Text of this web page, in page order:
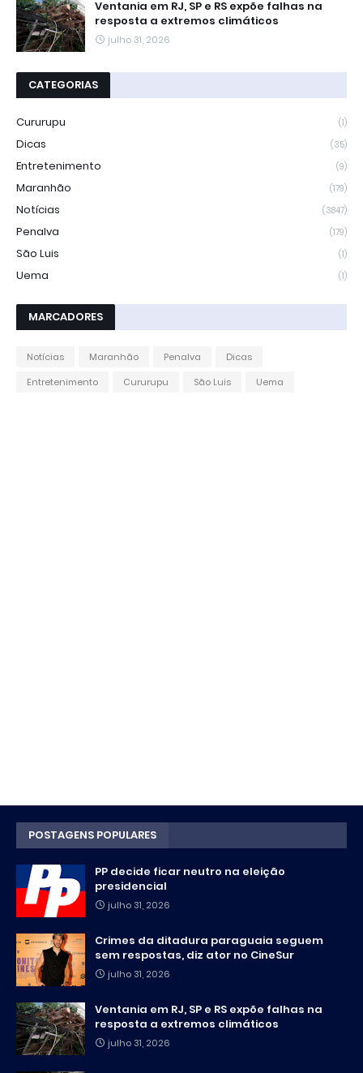
Ventania em RJ, SP e RS expõe falhas na
resposta a extremos climáticos
julho 31, 2026
CATEGORIAS
Cururupu (1)
Dicas (35)
Entretenimento (9)
Maranhão (179)
Notícias (3847)
Penalva (179)
São Luis (1)
Uema (1)
MARCADORES
Notícias Maranhão Penalva
Dicas
Entretenimento
Cururupu São Luis Uema
POSTAGENS POPULARES
PP decide ficar neutro na eleição
presidencial
julho 31, 2026
Crimes da ditadura paraguaia seguem
sem respostas, diz ator no CineSur
julho 31, 2026
Ventania em RJ, SP e RS expõe falhas na
resposta a extremos climáticos
julho 31, 2026